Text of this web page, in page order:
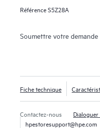
RéférenceS5Z28A
Soumettre votre
Fiche technique
Contactez-nous
hpestoresupport@hpe.com